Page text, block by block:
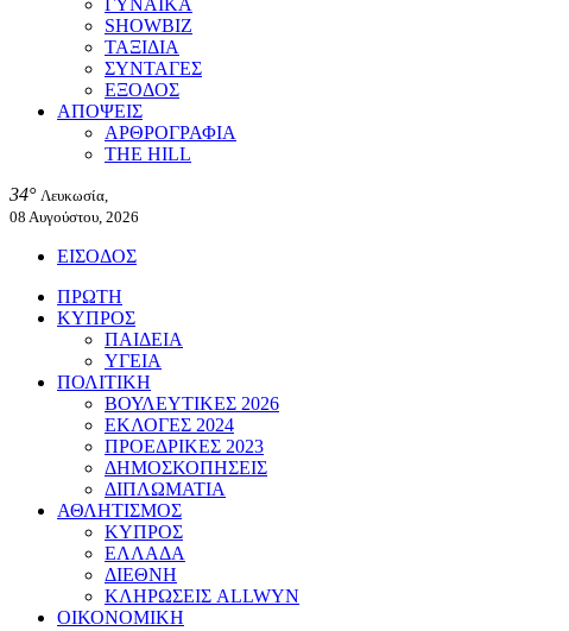
ΓΥΝΑΙΚΑ
SHOWBIZ
ΤΑΞΙΔΙΑ
ΣΥΝΤΑΓΕΣ
ΕΞΟΔΟΣ
ΑΠΟΨΕΙΣ
ΑΡΘΡΟΓΡΑΦΙΑ
THE HILL
34° Λευκωσία,
08 Αυγούστου, 2026
ΕΙΣΟΔΟΣ
ΠΡΩΤΗ
ΚΥΠΡΟΣ
ΠΑΙΔΕΙΑ
ΥΓΕΙΑ
ΠΟΛΙΤΙΚΗ
ΒΟΥΛΕΥΤΙΚΕΣ 2026
ΕΚΛΟΓΕΣ 2024
ΠΡΟΕΔΡΙΚΕΣ 2023
ΔΗΜΟΣΚΟΠΗΣΕΙΣ
ΔΙΠΛΩΜΑΤΙΑ
ΑΘΛΗΤΙΣΜΟΣ
ΚΥΠΡΟΣ
ΕΛΛΑΔΑ
ΔΙΕΘΝΗ
ΚΛΗΡΩΣΕΙΣ ALLWYN
ΟΙΚΟΝΟΜΙΚΗ